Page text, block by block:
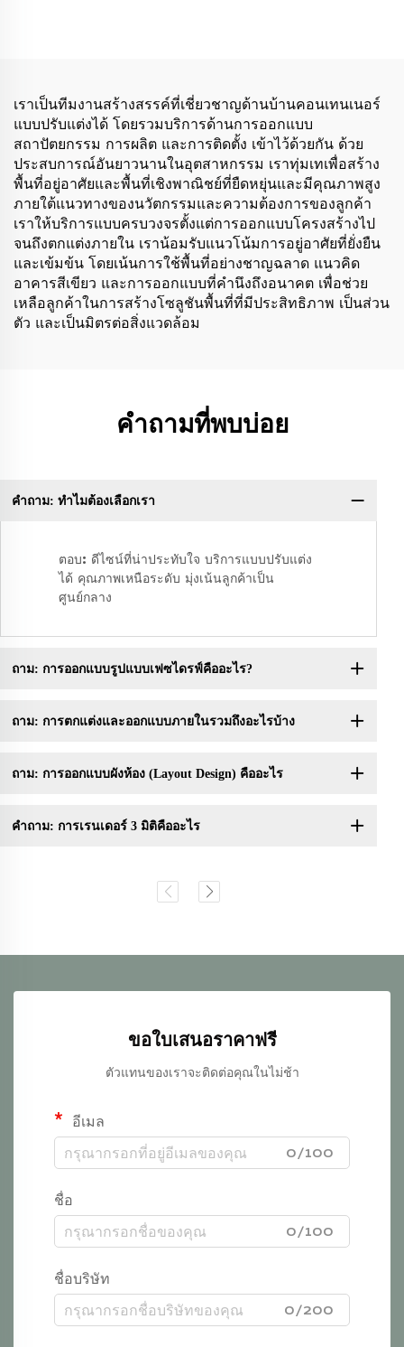
เราเป็นทีมงานสร้างสรรค์ที่เชี่ยวชาญด้านบ้านคอนเทนเนอร์
แบบปรับแต่งได้ โดยรวมบริการด้านการออกแบบ
สถาปัตยกรรม การผลิต และการติดตั้ง เข้าไว้ด้วยกัน ด้วย
ประสบการณ์อันยาวนานในอุตสาหกรรม เราทุ่มเทเพื่อสร้าง
พื้นที่อยู่อาศัยและพื้นที่เชิงพาณิชย์ที่ยืดหยุ่นและมีคุณภาพสูง
ภายใต้แนวทางของนวัตกรรมและความต้องการของลูกค้า
เราให้บริการแบบครบวงจรตั้งแต่การออกแบบโครงสร้างไป
จนถึงตกแต่งภายใน เราน้อมรับแนวโน้มการอยู่อาศัยที่ยั่งยืน
และเข้มข้น โดยเน้นการใช้พื้นที่อย่างชาญฉลาด แนวคิด
อาคารสีเขียว และการออกแบบที่คำนึงถึงอนาคต เพื่อช่วย
เหลือลูกค้าในการสร้างโซลูชันพื้นที่ที่มีประสิทธิภาพ เป็นส่วน
ตัว และเป็นมิตรต่อสิ่งแวดล้อม
คำถามที่พบบ่อย
คำถาม: ทำไมต้องเลือกเรา
ตอบ: ดีไซน์ที่น่าประทับใจ บริการแบบปรับแต่ง
ได้ คุณภาพเหนือระดับ มุ่งเน้นลูกค้าเป็น
ศูนย์กลาง
ถาม: การออกแบบรูปแบบเฟซไดรฟ์คืออะไร?
ถาม: การตกแต่งและออกแบบภายในรวมถึงอะไรบ้าง
ถาม: การออกแบบผังห้อง (Layout Design) คืออะไร
คำถาม: การเรนเดอร์ 3 มิติคืออะไร
ขอใบเสนอราคาฟรี
ตัวแทนของเราจะติดต่อคุณในไม่ช้า
อีเมล
0/100
ชื่อ
0/100
ชื่อบริษัท
0/200